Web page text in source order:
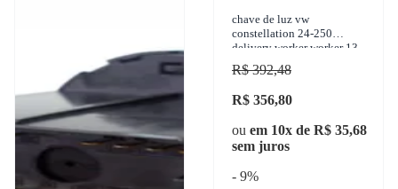
chave de luz vw
constellation 24-250
delivery worker worker 13-
180 cn 2002-2015 kostal -
4052360
R$ 392,48
R$ 356,80
ou em 10x de R$ 35,68
sem juros
- 9%